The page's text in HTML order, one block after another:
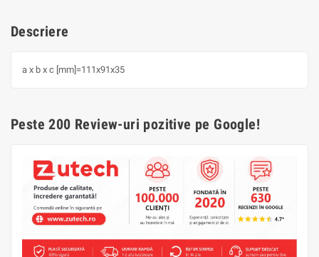
Descriere
a x b x c [mm]=111x91x35
Peste 200 Review-uri pozitive pe Google!